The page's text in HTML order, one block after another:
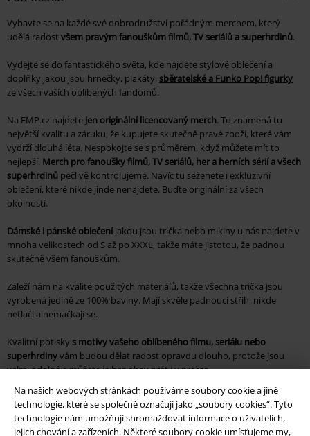
Na našich webových stránkách používáme soubory cookie a jiné
technologie, které se společně označují jako „soubory cookies“. Tyto
technologie nám umožňují shromažďovat informace o uživatelích,
jejich chování a zařízeních. Některé soubory cookie umísťujeme my,
Vybavte se na každé své dobrodružství pořádným merchem, který
udělá radost všem pravým fanouškům filmů, TV seriálů a superhrdinů.
Vydejte se do fantastického světa, kde najdete stylové oblečení a
doplňky jakou jsou hrnečky, plakáty, sběratelské a Funko Pop! figurky
ze všech vašich oblíbených fandomů.
Na EMP.cz najdete jen originální licencovaný merch. To znamená tu
největší kvalitu a záruku, že kupujete skutečně pravé zboží, které vám
vydrží dlouhá léta. Nespokojte se s průměrem, když můžete mít to
nejlepší. Merch pro fanoušky filmů, TV seriálů, her a herních sérií a všech
superhrdinů pečlivě kontrolujeme. Navíc tu seženete i exkluzivní
oblečení, které nikde jinde nenajdete. Buďte originální za všech
okolností.
Dámské i pánské oblečeníjakou jsou trička nebo mikiny u nás najdete v
mnoha velikostech od S až po XXXL, takže máte jistotou, že padnou
skutečně všem fanouškům.
Záleží nám na kvalitě použitých materiálů, takže všechna trička jsou
vyrobená jedině ze 100% bavlny. Mají skvěle padnoucí střih, nikde
netlačí a nemačkají se.
Kvalitní potisky s motivy vašeho oblíbeného filmu, seriálu nebo
superhrdinyvám budou dělat radost opravdu dlouho, protože jsou
velmi odolné a můžete je bez obav prát i v pračce.
Záleží nám také na ekologii. Proto u nás najdete i speciální sekci s trvale
udržitelným oblečením, které splňuje standardy zdravotně nezávadné
výroby, nejvyšší kvality a bezpečnosti pro životní prostředí.